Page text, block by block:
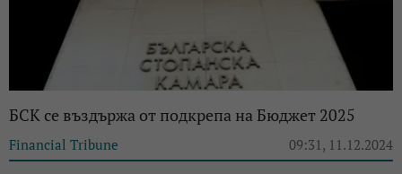
БСК се въздържа от подкрепа на Бюджет 2025
Financial Tribune 09:31, 11.12.2024